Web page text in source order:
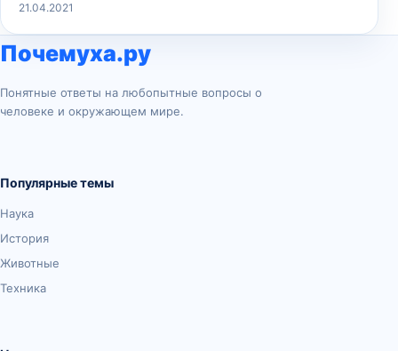
21.04.2021
Почемуха.ру
Понятные ответы на любопытные вопросы о
человеке и окружающем мире.
Популярные темы
Наука
История
Животные
Техника